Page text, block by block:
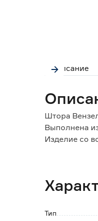
Описание
Штора
Выполнена
Изделие со
Проста в
Не теряет
Тип